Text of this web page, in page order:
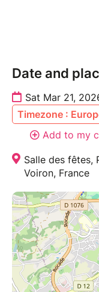
Date and
Sat Mar 21,
Timezone :
Add to my
Salle des fêtes,
Voiron, France